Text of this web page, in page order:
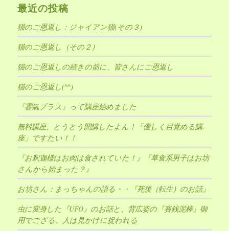
最近の投稿
猫のご恩返し：ジャイアン猫(その３)
猫のご恩返し（その２）
猫のご恩返しの続きの前に、皆さんにご恩返し
猫のご恩返し(^^)
『霊氣プラス』って講座始めました
無料講座、とうとう開講したよん！「優しく目覚める講
座」ですたい！！
『お釈迦様はお肉は食されていた！』『草食系男子はお坊
さんから始まった？』
お坊さん：まっちゃんの語る・・『死後（転生）のお話』
虫に変身した『UFO』のお話と、背広姿の『賽銭泥棒』御
用でござる。人は見かけに捉われる